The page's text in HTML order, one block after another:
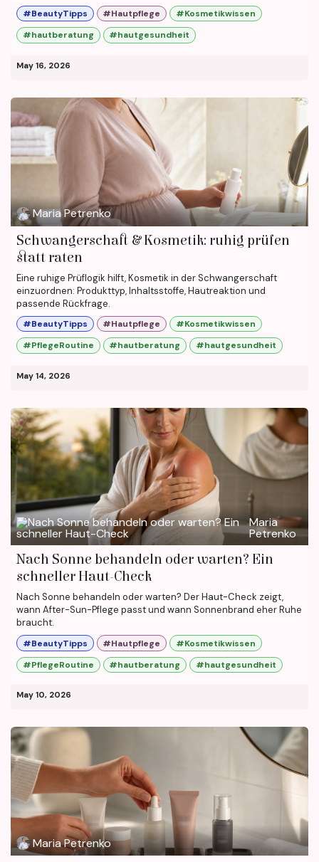
#BeautyTipps #Hautpflege
#Kosmetikwissen
#hautberatung
#hautgesundheit
May 16, 2026
Maria Petrenko
Schwangerschaft & Kosmetik: ruhig prüfen
statt raten
Eine ruhige Prüflogik hilft, Kosmetik in der Schwangerschaft
einzuordnen: Produkttyp, Inhaltsstoffe, Hautreaktion und
passende Rückfrage.
#BeautyTipps #Hautpflege
#Kosmetikwissen
#PflegeRoutine
#hautberatung #hautgesundheit
May 14, 2026
Maria
Petrenko
Nach Sonne behandeln oder warten? Ein
schneller Haut-Check
Nach Sonne behandeln oder warten? Der Haut-Check zeigt,
wann After-Sun-Pflege passt und wann Sonnenbrand eher Ruhe
braucht.
#BeautyTipps #Hautpflege
#Kosmetikwissen
#PflegeRoutine
#hautberatung #hautgesundheit
May 10, 2026
Maria Petrenko